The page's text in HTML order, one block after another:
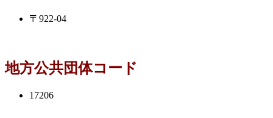
〒922-04
地方公共団体コード
17206